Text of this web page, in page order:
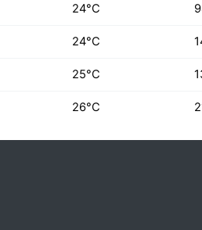
24°C
24°C
25°C
26°C